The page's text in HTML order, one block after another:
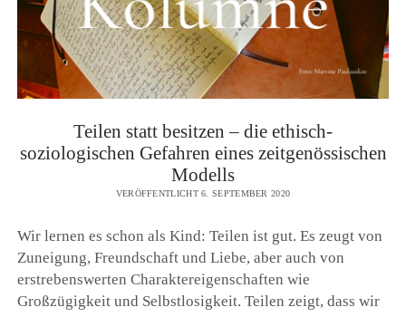
Teilen statt besitzen – die ethisch-
soziologischen Gefahren eines zeitgenössischen
Modells
VERÖFFENTLICHT 6. SEPTEMBER 2020
Wir lernen es schon als Kind: Teilen ist gut. Es zeugt von
Zuneigung, Freundschaft und Liebe, aber auch von
erstrebenswerten Charaktereigenschaften wie
Großzügigkeit und Selbstlosigkeit. Teilen zeigt, dass wir